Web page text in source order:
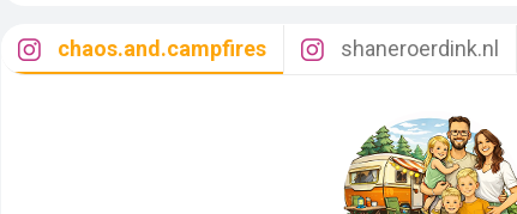
chaos.and.campfires shaneroerdink.nl